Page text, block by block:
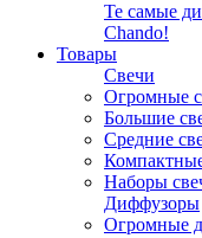
Те самые
Chando!
Товары
Свечи
Огромные
Большие
Средние
Наборы
Диффузоры
Огромные